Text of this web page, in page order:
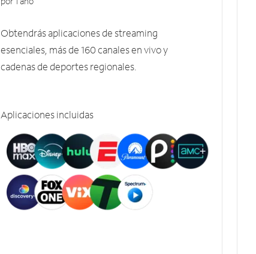
Obtendrás aplicaciones de streaming
esenciales, más de 160 canales en vivo y
cadenas de deportes regionales.
Aplicaciones incluidas